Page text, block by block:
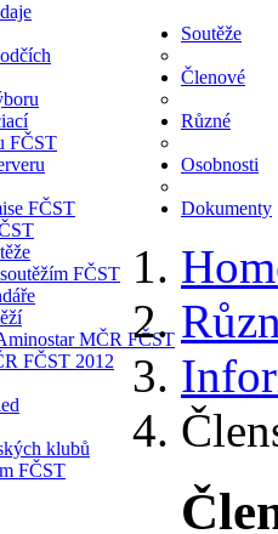
FČST
FČST
Soutěže
FČST
MČR FČST
FČST 2012
Členové
klubů
FČST
Různé
Osobnosti
Dokumenty